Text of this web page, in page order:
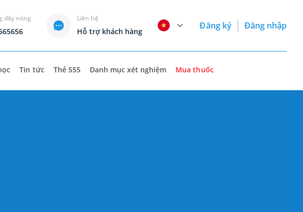
dây nóng Liên hệ
Hỗ trợ khách hàng
Đăng ký Đăng nhập
Tin tức Thẻ 555 Danh mục xét nghiệm Mua thuốc